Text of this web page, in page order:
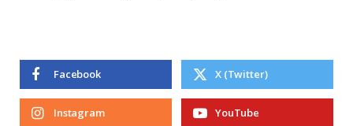
Facebook X (Twitter)
Instagram YouTube